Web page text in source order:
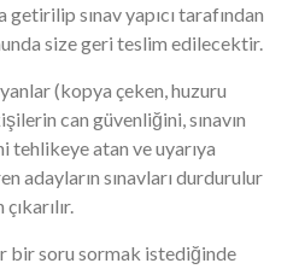
getirilip sınav yapıcı tarafından
size geri teslim edilecektir.
(kopya çeken, huzuru
can güvenliğini, sınavın
atan ve uyarıya
adayların sınavları durdurulur
bir soru sormak istediğinde